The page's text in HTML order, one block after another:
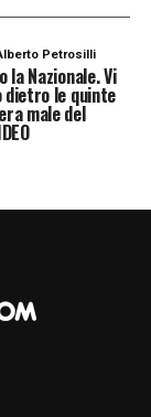
Petrosilli
la Nazionale. Vi
dietro le quinte
male del